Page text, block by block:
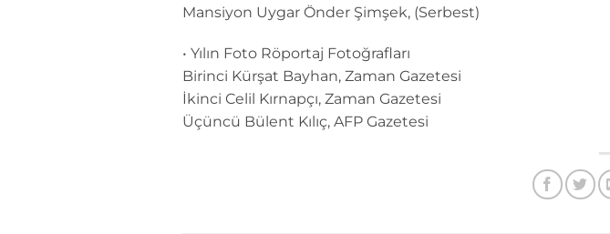
Mansiyon Uygar Önder Şimşek, (Serbest)
• Yılın Foto Röportaj Fotoğrafları
Birinci Kürşat Bayhan, Zaman Gazetesi
İkinci Celil Kırnapçı, Zaman Gazetesi
Üçüncü Bülent Kılıç, AFP Gazetesi